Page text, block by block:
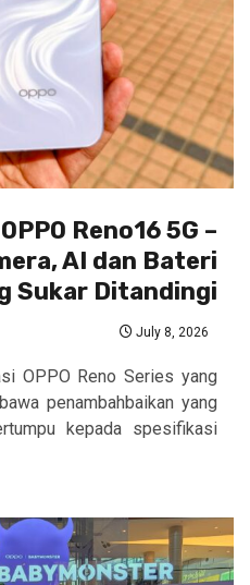
Reno16 5G –
AI dan Bateri
Sukar Ditandingi
July 8, 2026
OPPO Reno Series yang
penambahbaikan yang
kepada spesifikasi